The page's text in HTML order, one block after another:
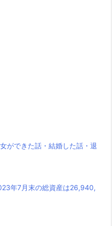
ができた話・結婚した話・退
年7月末の総資産は26,940,